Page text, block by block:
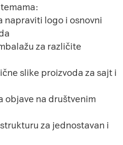
napraviti logo i osnovni
za različite
slike proizvoda za sajt i
objave na društvenim
za jednostavan i